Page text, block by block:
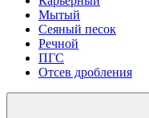
Мытый
Сеяный песок
Речной
ПГС
Отсев дробления